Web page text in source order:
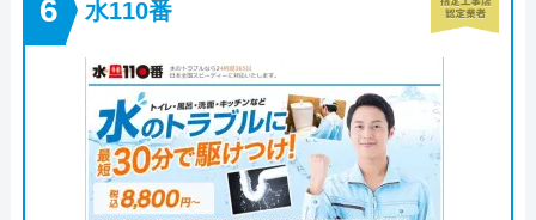
水110番